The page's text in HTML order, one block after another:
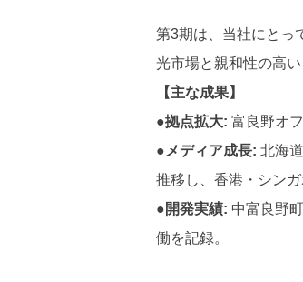
第3期は、当社にとっ
光市場と親和性の高
【主な成果】
●拠点拡大: 富良野オ
●メディア成長: 北海
推移し、香港・シン
●開発実績: 中富良野
働を記録。